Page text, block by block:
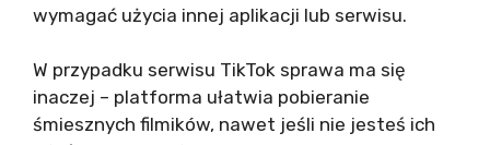
wymagać użycia innej aplikacji lub serwisu.
W przypadku serwisu TikTok sprawa ma się
inaczej – platforma ułatwia pobieranie
śmiesznych filmików, nawet jeśli nie jesteś ich